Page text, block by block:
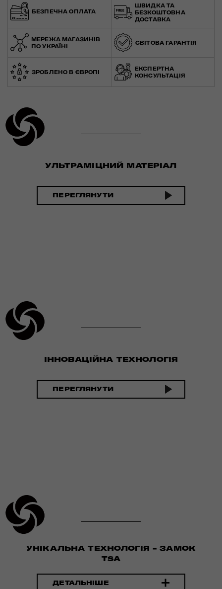
БЕЗПЕЧНА ОПЛАТА
ШВИДКА ТА
БЕЗКОШТОВНА
ДОСТАВКА
МЕРЕЖА МАГАЗИНІВ
ПО УКРАЇНІ
СВІТОВА ГАРАНТІЯ
ЗРОБЛЕНО В ЄВРОПІ
ЕКСПЕРТНА
КОНСУЛЬТАЦІЯ
УЛЬТРАМІЦНИЙ МАТЕРІАЛ
ПЕРЕГЛЯНУТИ
ІННОВАЦІЙНА ТЕХНОЛОГІЯ
ПЕРЕГЛЯНУТИ
УНІКАЛЬНА ТЕХНОЛОГІЯ - ЗАМОК
TSA
ДЕТАЛЬНІШЕ